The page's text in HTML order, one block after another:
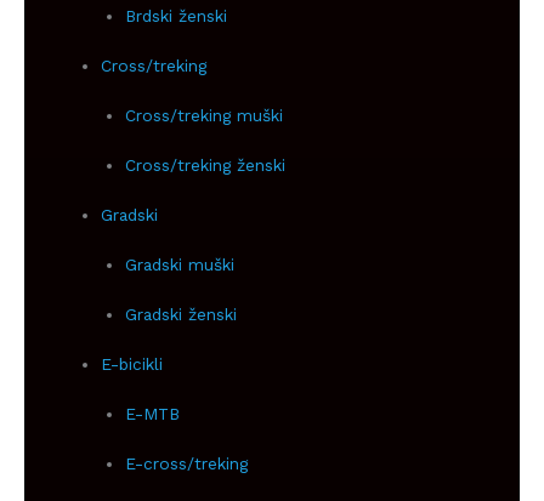
Brdski ženski
Cross/treking
Cross/treking muški
Cross/treking ženski
Gradski
Gradski muški
Gradski ženski
E-bicikli
E-MTB
E-cross/treking